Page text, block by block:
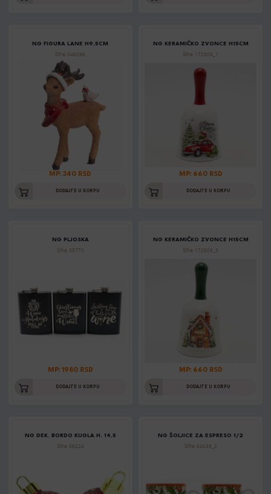
NG FIGURA LANE H9,5CM
Šifra: 046296
MP: 340 RSD
DODAJTE U KORPU
NG KERAMIČKO ZVONCE H15CM
Šifra: 172809_1
MP: 660 RSD
DODAJTE U KORPU
NG PLJOSKA
Šifra: 35770
MP: 1980 RSD
DODAJTE U KORPU
NG KERAMIČKO ZVONCE H15CM
Šifra: 172809_3
MP: 660 RSD
DODAJTE U KORPU
NG DEK. BORDO KUGLA H. 14,5
Šifra: 56224
NG ŠOLJICE ZA ESPRESO 1/2
Šifra: 84039_2